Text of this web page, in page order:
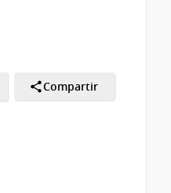
Compartir